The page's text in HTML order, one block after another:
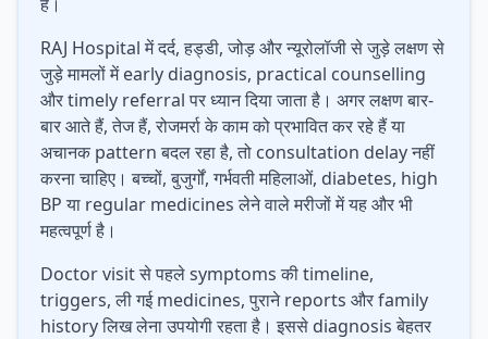
RAJ Hospital में दर्द, हड्डी, जोड़ और न्यूरोलॉजी से जुड़े लक्षण से
जुड़े मामलों में early diagnosis, practical counselling
और timely referral पर ध्यान दिया जाता है। अगर लक्षण बार-
बार आते हैं, तेज हैं, रोजमर्रा के काम को प्रभावित कर रहे हैं या
अचानक pattern बदल रहा है, तो consultation delay नहीं
करना चाहिए। बच्चों, बुजुर्गों, गर्भवती महिलाओं, diabetes, high
BP या regular medicines लेने वाले मरीजों में यह और भी
महत्वपूर्ण है।
Doctor visit से पहले symptoms की timeline,
triggers, ली गई medicines, पुराने reports और family
history लिख लेना उपयोगी रहता है। इससे diagnosis बेहतर